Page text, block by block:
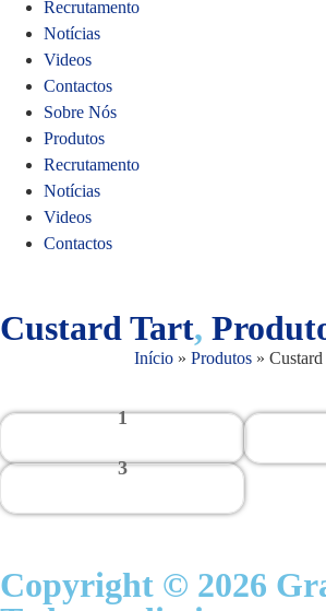
Recrutamento
Notícias
Videos
Contactos
Sobre Nós
Produtos
Recrutamento
Notícias
Videos
Contactos
Custard Tart,
Início » Produtos »
1
3
Copyright © 2026